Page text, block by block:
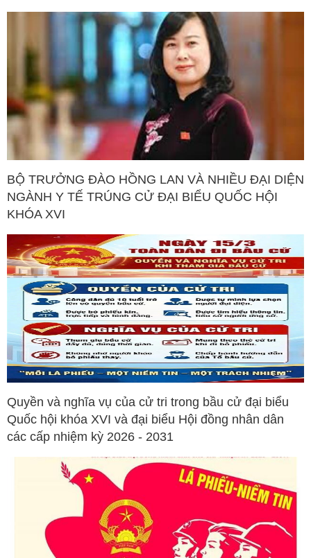
BỘ TRƯỞNG ĐÀO HỒNG LAN VÀ NHIỀU ĐẠI DIỆN
NGÀNH Y TẾ TRÚNG CỬ ĐẠI BIỂU QUỐC HỘI
KHÓA XVI
Quyền và nghĩa vụ của cử tri trong bầu cử đại biểu
Quốc hội khóa XVI và đại biểu Hội đồng nhân dân
các cấp nhiệm kỳ 2026 - 2031